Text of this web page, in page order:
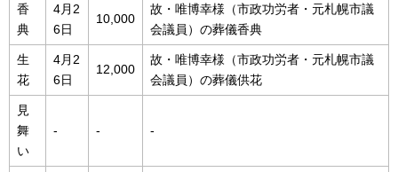
香
典
4月2
6日
10,000
故・唯博幸様（市政功労者・元札幌市議
会議員）の葬儀香典
生
花
4月2
6日
12,000
故・唯博幸様（市政功労者・元札幌市議
会議員）の葬儀供花
見
舞
い
- - -